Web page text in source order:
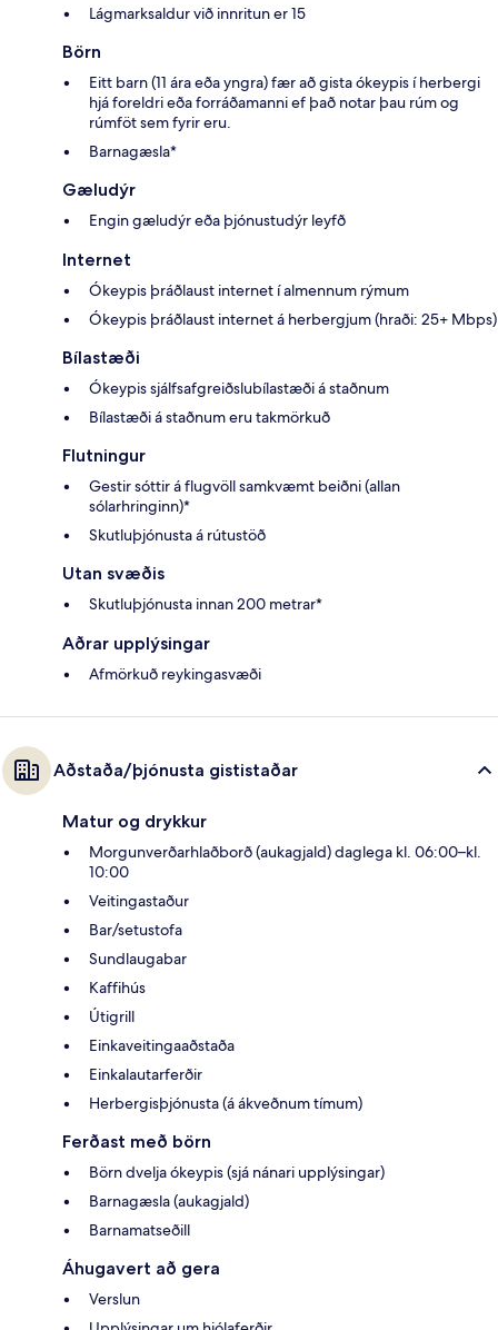
Lágmarksaldur við innritun er 15
Börn
Eitt barn (11 ára eða yngra) fær að gista ókeypis í herbergi
hjá foreldri eða forráðamanni ef það notar þau rúm og
rúmföt sem fyrir eru.
Barnagæsla*
Gæludýr
Engin gæludýr eða þjónustudýr leyfð
Internet
Ókeypis þráðlaust internet í almennum rýmum
Ókeypis þráðlaust internet á herbergjum (hraði: 25+ Mbps)
Bílastæði
Ókeypis sjálfsafgreiðslubílastæði á staðnum
Bílastæði á staðnum eru takmörkuð
Flutningur
Gestir sóttir á flugvöll samkvæmt beiðni (allan
sólarhringinn)*
Skutluþjónusta á rútustöð
Utan svæðis
Skutluþjónusta innan 200 metrar*
Aðrar upplýsingar
Afmörkuð reykingasvæði
Aðstaða/þjónusta gististaðar
Matur og drykkur
Morgunverðarhlaðborð (aukagjald) daglega kl. 06:00–kl.
10:00
Veitingastaður
Bar/setustofa
Sundlaugabar
Kaffihús
Útigrill
Einkaveitingaaðstaða
Einkalautarferðir
Herbergisþjónusta (á ákveðnum tímum)
Ferðast með börn
Börn dvelja ókeypis (sjá nánari upplýsingar)
Barnagæsla (aukagjald)
Barnamatseðill
Áhugavert að gera
Verslun